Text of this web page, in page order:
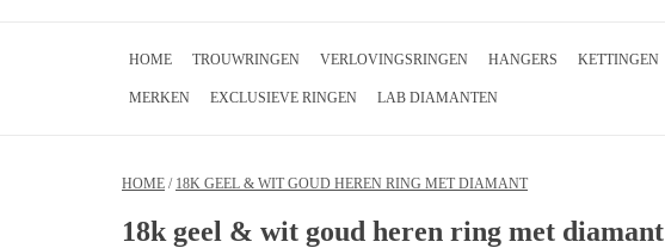
HOME TROUWRINGEN VERLOVINGSRINGEN HANGERS KETTINGEN
MERKEN EXCLUSIEVE RINGEN LAB DIAMANTEN
HOME / 18K GEEL & WIT GOUD HEREN RING MET DIAMANT
18k geel & wit goud heren ring met diamant